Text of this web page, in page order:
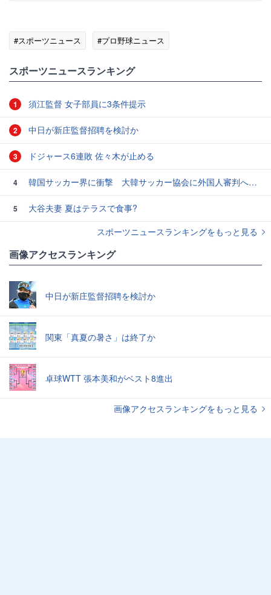
#スポーツニュース #プロ野球ニュース
スポーツニュースランキング
1 須江監督 女子部員に3条件提示
2 中日が新庄監督招聘を検討か
3 ドジャース6連敗 佐々木が止める
4 韓国サッカー界に衝撃 大韓サッカー協会に外国人審判への“性的接待”疑惑 韓国メディアが報道
5
大谷夫妻 夏はテラスで食事?
スポーツニュースランキングをもっと見る
画像アクセスランキング
中日が新庄監督招聘を検討か
関東「真夏の暑さ」は終了か
卓球WTT 張本美和がベスト8進出
画像アクセスランキングをもっと見る